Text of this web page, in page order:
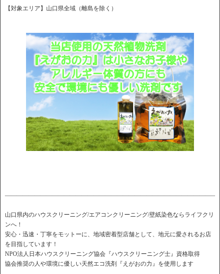
【対象エリア】山口県全域（離島を除く）
山口県内のハウスクリーニング/エアコンクリーニング/壁紙染色ならライフクリ
ンへ！
安心・迅速・丁寧をモットーに、地域密着型店舗として、地元に愛されるお店
を目指しています！
NPO法人日本ハウスクリーニング協会『ハウスクリーニング士』資格取得
協会推奨の人や環境に優しい天然エコ洗剤『えがおの力』を使用します